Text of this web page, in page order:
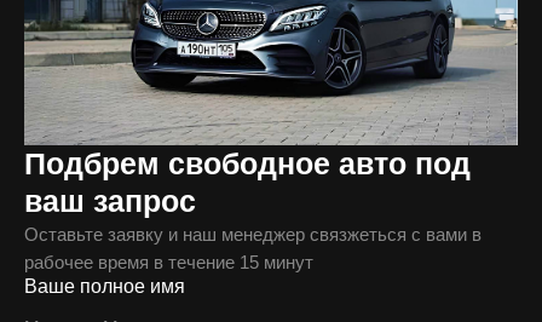
Подбрем свободное авто под
ваш запрос
Оставьте заявку и наш менеджер связжеться с вами в
рабочее время в течение 15 минут
Ваше полное имя